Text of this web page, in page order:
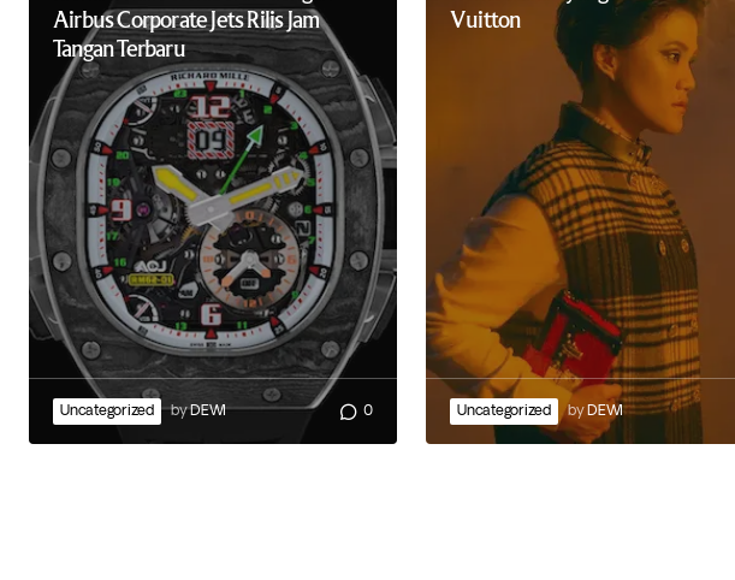
Airbus Corporate Jets Rilis Jam
Tangan Terbaru
Uncategorized byDEWI 0
Vuitton
Uncategorized byDEWI